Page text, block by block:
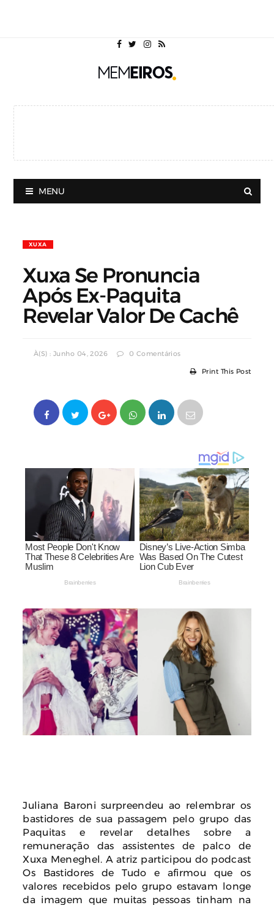
MENU
XUXA
Xuxa Se Pronuncia
Após Ex-Paquita
Revelar Valor De Cachê
À(s) : Junho 04, 2026 0 Comentários
Print This Post
Juliana Baroni surpreendeu ao relembrar os
bastidores de sua passagem pelo grupo das
Paquitas e revelar detalhes sobre a
remuneração das assistentes de palco de
Xuxa Meneghel. A atriz participou do podcast
Os Bastidores de Tudo e afirmou que os
valores recebidos pelo grupo estavam longe
da imagem que muitas pessoas tinham na